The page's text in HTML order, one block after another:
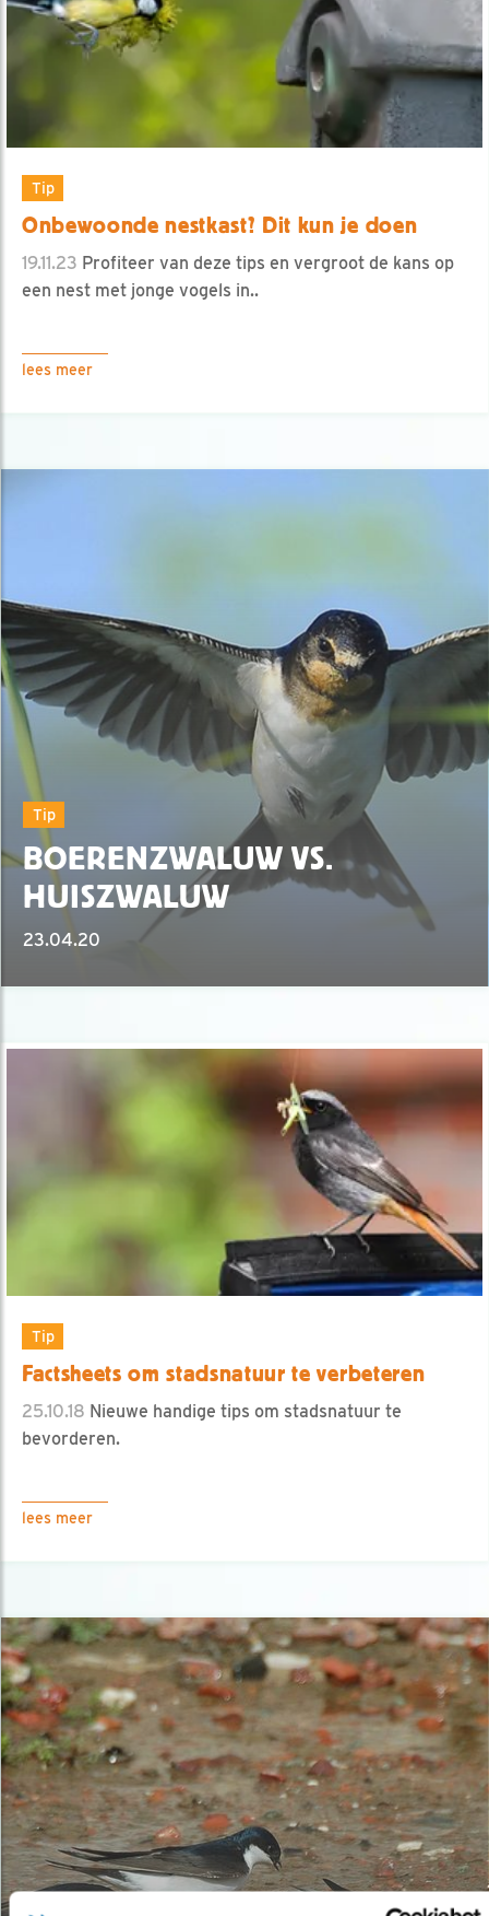
Tip
Onbewoonde nestkast? Dit kun je doen
19.11.23 Profiteer van deze tips en vergroot de kans op
een nest met jonge vogels in..
lees meer
Tip
BOERENZWALUW VS.
HUISZWALUW
23.04.20
Tip
Factsheets om stadsnatuur te verbeteren
25.10.18 Nieuwe handige tips om stadsnatuur te
bevorderen.
lees meer